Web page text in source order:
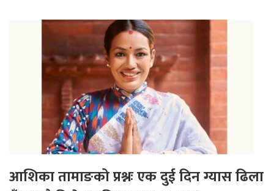
आशिका तामाङको प्रश्नः एक दुई दिन ग्यास ढिला